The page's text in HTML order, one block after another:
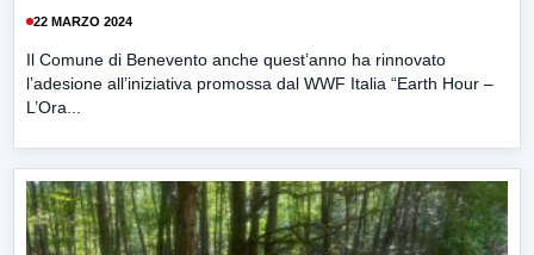
22 MARZO 2024
Il Comune di Benevento anche quest’anno ha rinnovato
l’adesione all’iniziativa promossa dal WWF Italia “Earth Hour –
L’Ora...